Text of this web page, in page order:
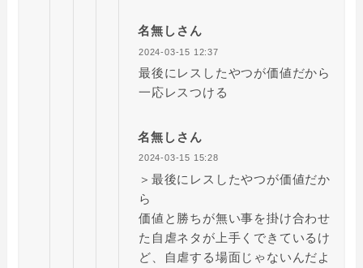
名無しさん
2024-03-15 12:37
最後にレスしたやつが価値だから
一応レスつける
名無しさん
2024-03-15 15:28
＞最後にレスしたやつが価値だか
ら
価値と勝ちが無い事を掛け合わせ
た自虐ネタが上手くできているけ
ど、自虐する場面じゃないんだよ